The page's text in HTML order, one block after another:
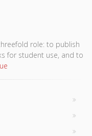
threefold role: to publish
for student use, and to